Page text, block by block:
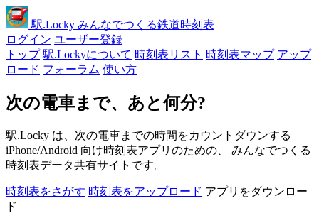
駅.Locky みんなでつくる鉄道時刻表
ログイン ユーザー登録
トップ 駅.Lockyについて 時刻表リスト 時刻表マップ アップ
ロード フォーラム 使い方
次の電車まで、あと何分?
駅.Locky は、次の電車までの時間をカウントダウンする
iPhone/Android 向け時刻表アプリのための、 みんなでつくる
時刻表データ共有サイトです。
時刻表をさがす 時刻表をアップロード アプリをダウンロー
ド